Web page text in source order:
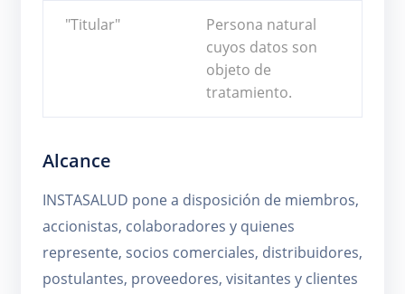
"Titular"
Persona natural
cuyos datos son
objeto de
tratamiento.
Alcance
INSTASALUD pone a disposición de miembros,
accionistas, colaboradores y quienes
represente, socios comerciales, distribuidores,
postulantes, proveedores, visitantes y clientes